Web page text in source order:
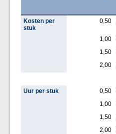
Kosten per
stuk
0,50
1,00
1,50
2,00
Uur per stuk 0,50
1,00
1,50
2,00